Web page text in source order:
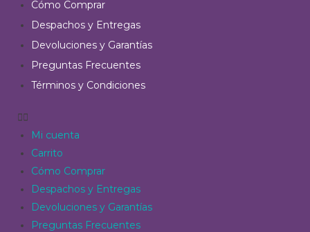
Cómo Comprar
Despachos y Entregas
Devoluciones y Garantías
Preguntas Frecuentes
Términos y Condiciones
Mi cuenta
Carrito
Cómo Comprar
Despachos y Entregas
Devoluciones y Garantías
Preguntas Frecuentes